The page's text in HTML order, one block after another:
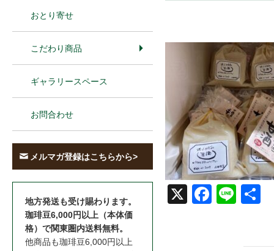
Face
Line
おとり寄せ
こだわり商品
ギャラリースペース
お問合わせ
メルマガ登録はこちらから>
地方発送も受け賜わります。
珈琲豆6,000円以上（本体価
格）で関東圏内送料無料。
他商品も珈琲豆6,000円以上